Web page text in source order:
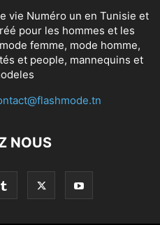
vie Numéro un en Tunisie et
pour les hommes et les
femme, mode homme,
et people, mannequins et
NOUS